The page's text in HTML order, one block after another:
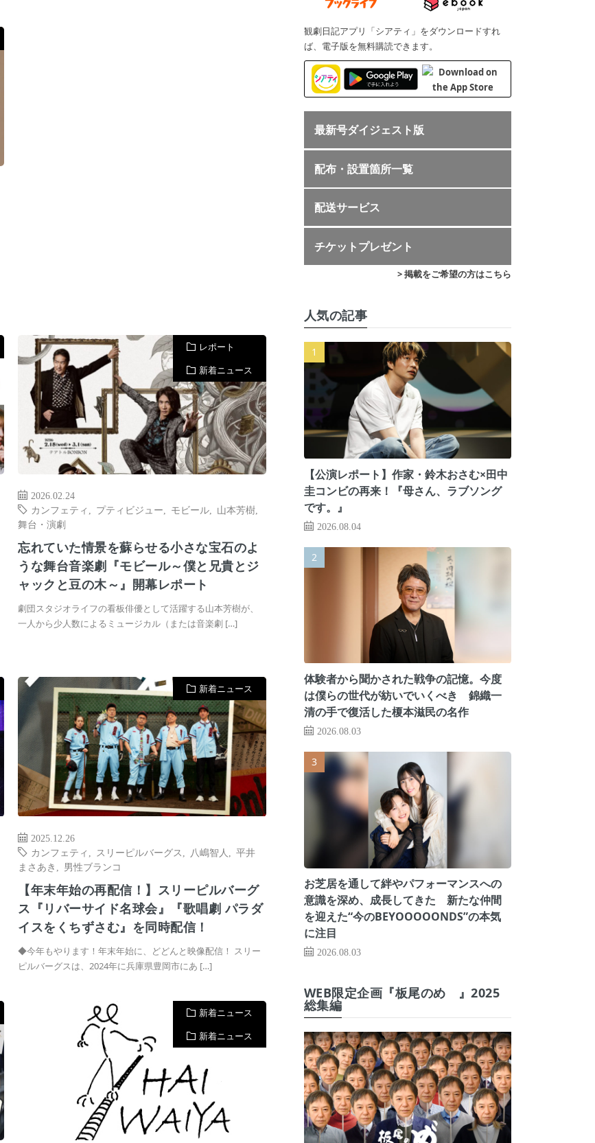
レポート
新着ニュース
2026.02.24
カンフェティ
プティビジュー モビール 山本芳樹
舞台・演劇
忘れていた情景を蘇らせる小さな宝石のよ
うな舞台音楽劇『モビール～僕と兄貴とジ
ャックと豆の木～』開幕レポート
劇団スタジオライフの看板俳優として活躍する山本芳樹が、
一人から少人数によるミュージカル（または音楽劇 […]
新着ニュース
2025.12.26
カンフェティ
スリーピルバーグス 八嶋智人 ,平井
まさあき
男性ブランコ
【年末年始の再配信！】スリーピルバーグ
ス『リバーサイド名球会』『歌唱劇 パラダ
イスをくちずさむ』を同時配信！
◆今年もやります！年末年始に、どどんと映像配信！ スリー
ピルバーグスは、2024年に兵庫県豊岡市にあ […]
新着ニュース
新着ニュース
観劇日記アプリ「シアティ」をダウンロードすれ
ば、電子版を無料購読できます。
最新号ダイジェスト版
配布・設置箇所一覧
配送サービス
チケットプレゼント
> 掲載をご希望の方はこちら
人気の記事
【公演レポート】作家・鈴木おさむ×田中
圭コンビの再来！『母さん、ラブソング
です。』
2026.08.04
体験者から聞かされた戦争の記憶。今度
は僕らの世代が紡いでいくべき 錦織一
清の手で復活した榎本滋民の名作
2026.08.03
お芝居を通して絆やパフォーマンスへの
意識を深め、成長してきた 新たな仲間
を迎えた“今のBEYOOOOONDS”の本気
に注目
2026.08.03
WEB限定企画『板尾のめ゙』2025
総集編